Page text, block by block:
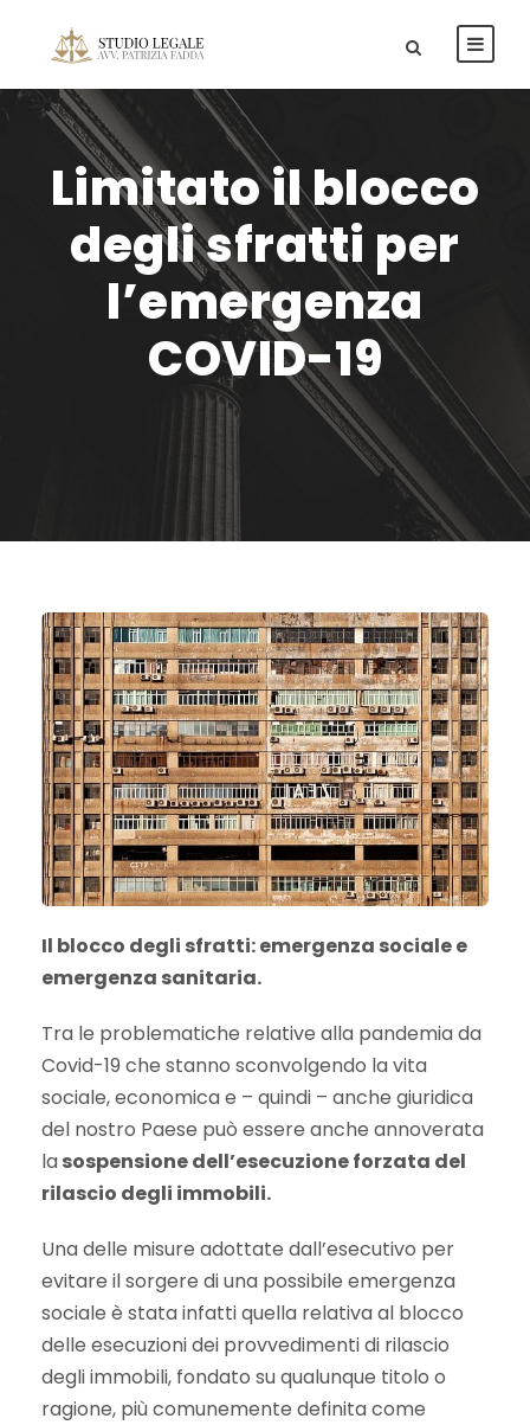
Limitato il blocco
degli sfratti per
l’emergenza
COVID-19
Il blocco degli sfratti: emergenza sociale e
emergenza sanitaria.
Tra le problematiche relative alla pandemia da
Covid-19 che stanno sconvolgendo la vita
sociale, economica e – quindi – anche giuridica
del nostro Paese può essere anche annoverata
lasospensione dell’esecuzione forzata del
rilascio degli immobili.
Una delle misure adottate dall’esecutivo per
evitare il sorgere di una possibile emergenza
sociale è stata infatti quella relativa al blocco
delle esecuzioni dei provvedimenti di rilascio
degli immobili, fondato su qualunque titolo o
ragione, più comunemente definita come